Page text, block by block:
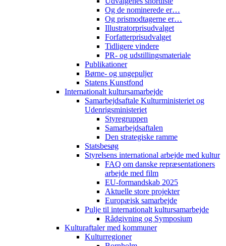
Og de nominerede er…
Og prismodtagerne er…
Illustratorprisudvalget
Forfatterprisudvalget
Tidligere vindere
PR- og udstillingsmateriale
Publikationer
Børne- og ungepuljer
Statens Kunstfond
Internationalt kultursamarbejde
Samarbejdsaftale Kulturministeriet og
Udenrigsministeriet
Styregruppen
Samarbejdsaftalen
Den strategiske ramme
Statsbesøg
Styrelsens international arbejde med kultur
FAQ om danske repræsentationers
arbejde med film
EU-formandskab 2025
Aktuelle store projekter
Europæisk samarbejde
Pulje til internationalt kultursamarbejde
Rådgivning og Symposium
Kulturaftaler med kommuner
Kulturregioner